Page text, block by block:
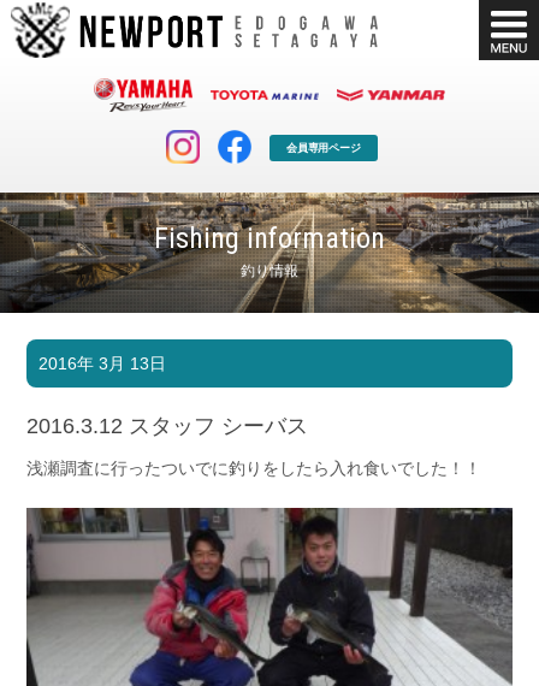
会員専用ページ
Fishing information
釣り情報
マリンクラブ
マリンライフを堪能したい！
ボート販売
ボート免許
長年の実績と信頼！
Shop Info. Blog
お問い合わせ
Contact us
会社概要
Company
採用情報
Recruit
リンク集
Link
2016年 3月 13日
2016.3.12 スタッフ シーバス
浅瀬調査に行ったついでに釣りをしたら入れ食いでした！！